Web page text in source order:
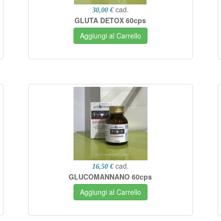
30,00 € cad.
GLUTA DETOX 60cps
Aggiungi al Carrello
16,50 € cad.
GLUCOMANNANO 60cps
Aggiungi al Carrello